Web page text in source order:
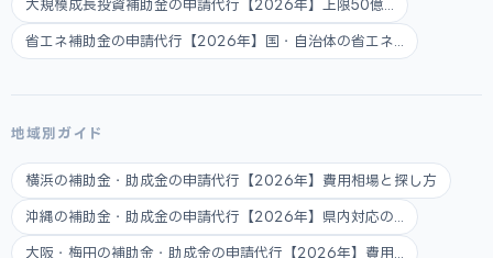
大規模成長投資補助金の申請代行【2026年】上限50億...
省エネ補助金の申請代行【2026年】国・自治体の省エネ...
地域別ガイド
横浜の補助金・助成金の申請代行【2026年】費用相場と探し方
沖縄の補助金・助成金の申請代行【2026年】県内対応の...
大阪・梅田の補助金・助成金の申請代行【2026年】費用...